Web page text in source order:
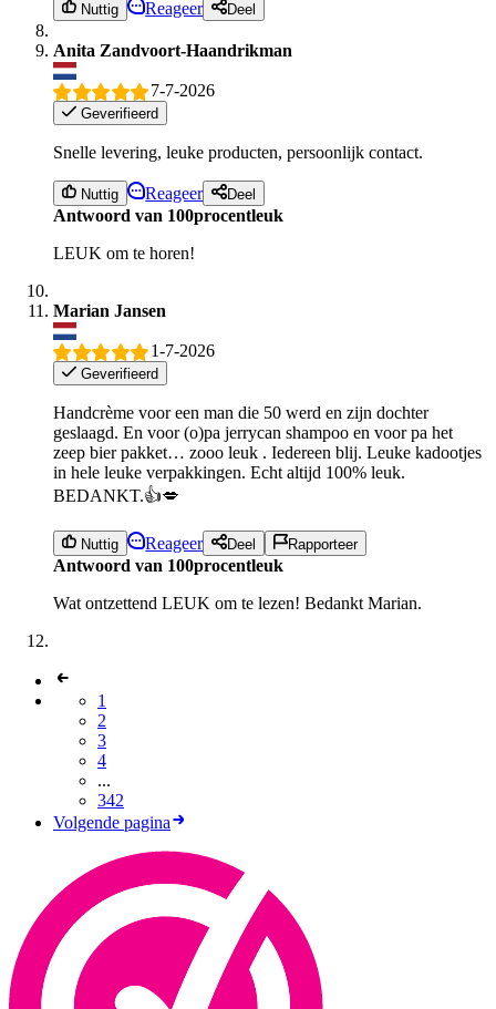
Nuttig Reageer Deel
Anita Zandvoort-Haandrikman
7-7-2026
Geverifieerd
Snelle levering, leuke producten, persoonlijk contact.
Nuttig Reageer Deel
Antwoord van 100procentleuk
LEUK om te horen!
Marian Jansen
1-7-2026
Geverifieerd
Handcrème voor een man die 50 werd en zijn dochter
geslaagd. En voor (o)pa jerrycan shampoo en voor pa het
zeep bier pakket… zooo leuk . Iedereen blij. Leuke kadootjes
in hele leuke verpakkingen. Echt altijd 100% leuk.
BEDANKT.👍💋
Nuttig Reageer Deel Rapporteer
Antwoord van 100procentleuk
Wat ontzettend LEUK om te lezen! Bedankt Marian.
1
2
3
4
...
342
Volgende pagina